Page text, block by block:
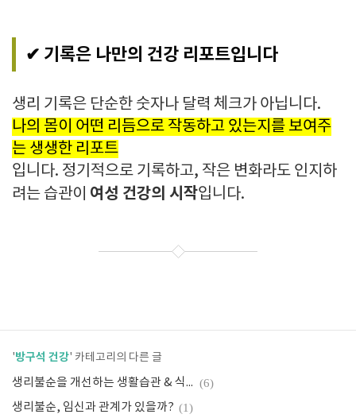
✔ 기록은 나만의 건강 리포트입니다
생리 기록은 단순한 숫자나 달력 체크가 아닙니다.
나의 몸이 어떤 리듬으로 작동하고 있는지를 보여주
는 생생한 리포트
입니다. 정기적으로 기록하고, 작은 변화라도 인지하
려는 습관이 여성 건강의 시작입니다.
'방구석 건강' 카테고리의 다른 글
생리불순을 개선하는 생활습관 & 식습관 (6)
생리불순, 임신과 관계가 있을까? (1)